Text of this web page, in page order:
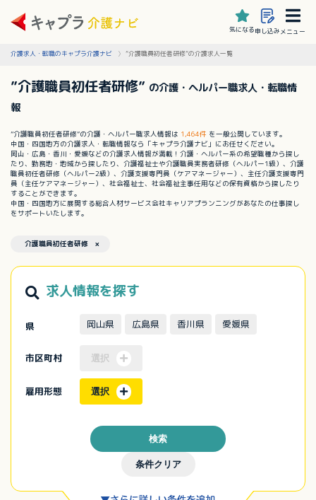
気になる申し込みメニュー
介護求人・転職のキャプラ介護ナビ ”介護職員初任者研修”の介護求人一覧
”介護職員初任者研修” の介護・ヘルパー職求人・転職情
報
”介護職員初任者研修”の介護・ヘルパー職求人情報は 1,464件 を一般公開しています。
中国・四国地方の介護求人・転職情報なら「キャプラ介護ナビ」にお任せください。
岡山・広島・香川・愛媛などの介護求人情報が満載！介護・ヘルパー系の希望職種から探し
たり、勤務地・地域から探したり、介護福祉士や介護職員実務者研修（ヘルパー1級）、介護
職員初任者研修（ヘルパー2級）、介護支援専門員（ケアマネージャー）、主任介護支援専門
員（主任ケアマネージャー）、社会福祉士、社会福祉主事任用などの保有資格から探したり
することができます。
中国・四国地方に展開する総合人材サービス会社キャリアプランニングがあなたの仕事探し
をサポートいたします。
介護職員初任者研修 ×
求人情報を探す
県 岡山県 広島県 香川県 愛媛県
市区町村 選択
雇用形態 選択
条件クリア
検索